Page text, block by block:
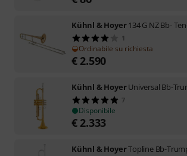
Kühnl & Hoyer134 G NZ Bb-
1
Ordinabile su richiesta
€ 2.590
Kühnl & HoyerUniversal Bb-
7
Disponibile
€ 2.333
Kühnl & HoyerTopline Bb-